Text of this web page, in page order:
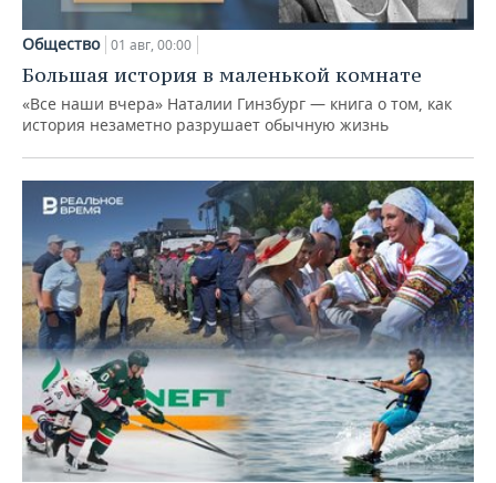
Общество 01 авг, 00:00
Большая история в маленькой комнате
«Все наши вчера» Наталии Гинзбург — книга о том, как
история незаметно разрушает обычную жизнь